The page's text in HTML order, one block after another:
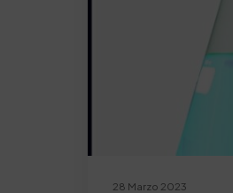
28 Marzo 2023